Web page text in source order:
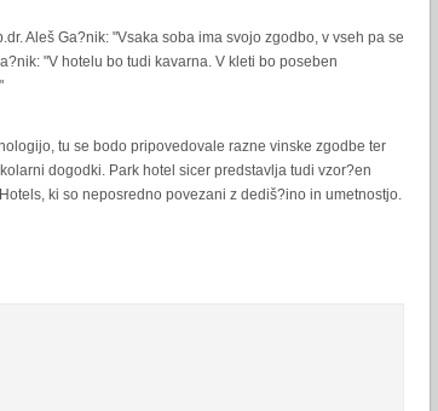
Aleš Ga?nik: "Vsaka soba ima svojo zgodbo, v vseh pa se
"V hotelu bo tudi kavarna. V kleti bo poseben
tu se bodo pripovedovale razne vinske zgodbe ter
dogodki. Park hotel sicer predstavlja tudi vzor?en
ki so neposredno povezani z dediš?ino in umetnostjo.